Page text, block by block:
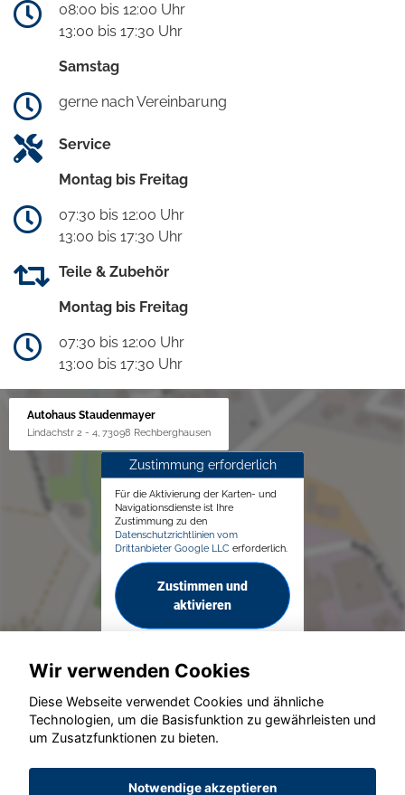
08:00 bis 12:00 Uhr
13:00 bis 17:30 Uhr
Samstag
gerne nach Vereinbarung
Service
Montag bis Freitag
07:30 bis 12:00 Uhr
13:00 bis 17:30 Uhr
Teile & Zubehör
Montag bis Freitag
07:30 bis 12:00 Uhr
13:00 bis 17:30 Uhr
Autohaus Staudenmayer
Lindachstr 2 - 4, 73098 Rechberghausen
Zustimmung erforderlich
Für die Aktivierung der Karten- und
Navigationsdienste ist Ihre
Zustimmung zu den
Datenschutzrichtlinien vom
Drittanbieter Google LLC erforderlich.
Zustimmen und
aktivieren
© konjunkturmotor.de GmbH 2020 - 2026
Wir verwenden Cookies
Diese Webseite verwendet Cookies und ähnliche
Technologien, um die Basisfunktion zu gewährleisten und
um Zusatzfunktionen zu bieten.
Notwendige akzeptieren